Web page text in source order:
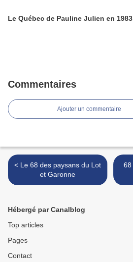
Le Québec de Pauline Julien en 1983
Commentaires
Ajouter un commentaire
< Le 68 des paysans du Lot
et Garonne
Hébergé par Canalblog
Top articles
Pages
Contact